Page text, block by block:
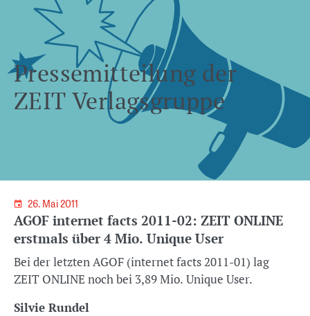
Pressemitteilung der
ZEIT Verlagsgruppe
26. Mai 2011
AGOF internet facts 2011-02: ZEIT ONLINE
erstmals über 4 Mio. Unique User
Bei der letzten AGOF (internet facts 2011-01) lag
ZEIT ONLINE noch bei 3,89 Mio. Unique User.
Silvie Rundel